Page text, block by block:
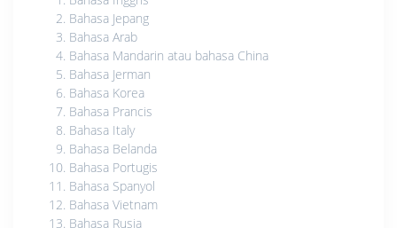
Bahasa Jepang
Bahasa Arab
Bahasa Mandarin atau bahasa China
Bahasa Jerman
Bahasa Korea
Bahasa Prancis
Bahasa Italy
Bahasa Belanda
Bahasa Portugis
Bahasa Spanyol
Bahasa Vietnam
Bahasa Rusia